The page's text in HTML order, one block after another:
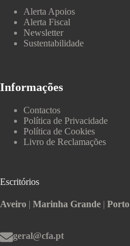
Alerta Apoios
Alerta Fiscal
Newsletter
Sustentabilidade
Informações
Contactos
Política de Privacidade
Política de Cookies
Livro de Reclamações
Escritórios
Aveiro | Marinha Grande | Porto
geral@cfa.pt